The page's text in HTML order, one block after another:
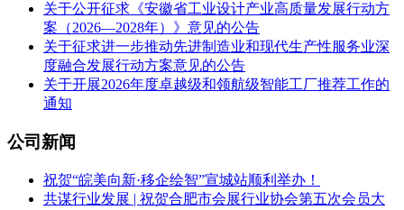
关于公开征求《安徽省工业设计产业高质量发展行动方
案（2026—2028年）》意见的公告
关于征求进一步推动先进制造业和现代生产性服务业深
度融合发展行动方案意见的公告
关于开展2026年度卓越级和领航级智能工厂推荐工作的
通知
公司新闻
祝贺“皖美向新·移企绘智”宣城站顺利举办！
共谋行业发展 | 祝贺合肥市会展行业协会第五次会员大